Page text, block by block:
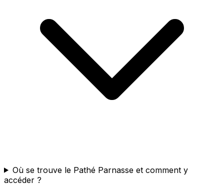
Où se trouve le Pathé Parnasse et comment y
accéder ?